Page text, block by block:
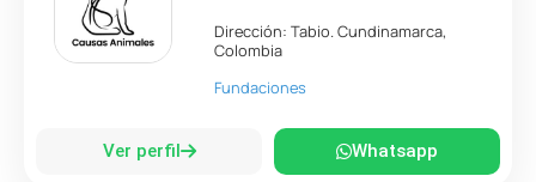
Dirección:Tabio.Cundinamarca,
Colombia
Fundaciones
Ver perfil Whatsapp